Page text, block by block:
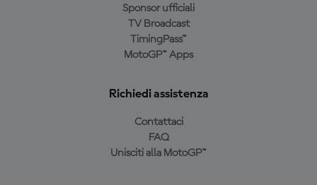
Sponsor ufficiali
TV Broadcast
TimingPass™
MotoGP™ Apps
Richiedi assistenza
Contattaci
FAQ
Unisciti alla MotoGP™